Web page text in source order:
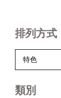
排列方式
類別